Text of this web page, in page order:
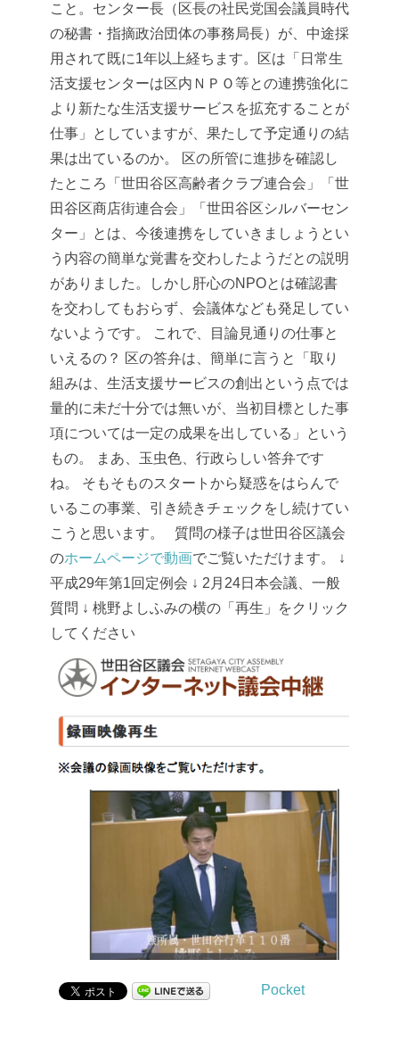
こと。センター長（区長の社民党国会議員時代
の秘書・指摘政治団体の事務局長）が、中途採
用されて既に1年以上経ちます。区は「日常生
活支援センターは区内ＮＰＯ等との連携強化に
より新たな生活支援サービスを拡充することが
仕事」としていますが、果たして予定通りの結
果は出ているのか。
区の所管に進捗を確認し
たところ「世田谷区高齢者クラブ連合会」「世
田谷区商店街連合会」「世田谷区シルバーセン
ター」とは、今後連携をしていきましょうとい
う内容の簡単な覚書を交わしたようだとの説明
がありました。しかし肝心のNPOとは確認書
を交わしてもおらず、会議体なども発足してい
ないようです。
これで、目論見通りの仕事と
いえるの？ 区の答弁は、簡単に言うと「取り
組みは、生活支援サービスの創出という点では
量的に未だ十分では無いが、当初目標とした事
項については一定の成果を出している」という
もの。
まあ、玉虫色、行政らしい答弁です
ね。
そもそものスタートから疑惑をはらんで
いるこの事業、引き続きチェックをし続けてい
こうと思います。
質問の様子は世田谷区議会
のホームページで動画でご覧いただけます。
↓
平成29年第1回定例会 ↓ 2月24日本会議、一般
質問 ↓ 桃野よしふみの横の「再生」をクリック
してください
Pocket